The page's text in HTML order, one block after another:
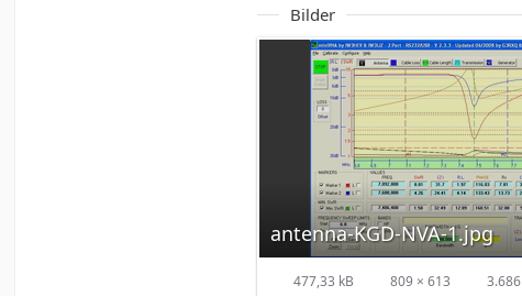
Bilder
antenna-KGD-NVA-1.jpg
477,33 kB 809 × 613 3.686